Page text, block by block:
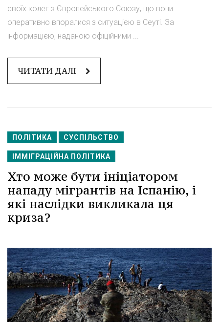
своїх колег з Європейського Союзу, що вони
оперативно впоралися з ситуацією в Сеуті. За
інформацією, наданою офіційними ...
ЧИТАТИ ДАЛІ
ПОЛІТИКА СУСПІЛЬСТВО
ІММІГРАЦІЙНА ПОЛІТИКА
Хто може бути ініціатором
нападу мігрантів на Іспанію, і
які наслідки викликала ця
криза?